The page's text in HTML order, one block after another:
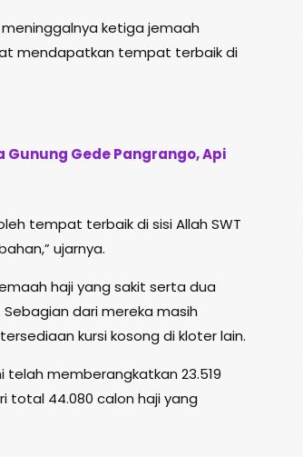
ketiga jemaah
mendapatkan tempat terbaik di
Gede Pangrango, Api
tempat terbaik di sisi Allah SWT
ujarnya.
haji yang sakit serta dua
dari mereka masih
kursi kosong di kloter lain.
telah memberangkatkan 23.519
total 44.080 calon haji yang